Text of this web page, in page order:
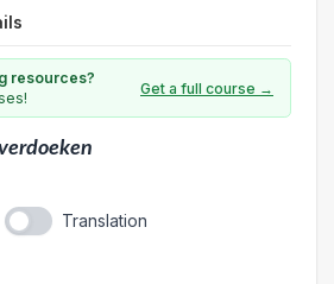
resources?
Get a full course →
Translation